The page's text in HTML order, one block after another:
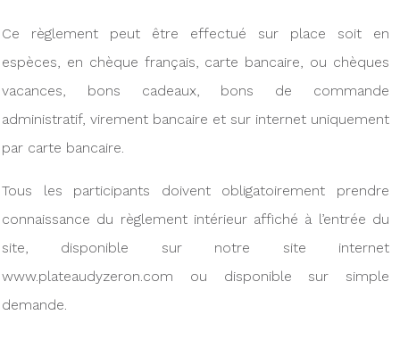
Ce règlement peut être effectué sur place soit en
espèces, en chèque français, carte bancaire, ou chèques
vacances, bons cadeaux, bons de commande
administratif, virement bancaire et sur internet uniquement
par carte bancaire.
Tous les participants doivent obligatoirement prendre
connaissance du règlement intérieur affiché à l’entrée du
site, disponible sur notre site internet
www.plateaudyzeron.com ou disponible sur simple
demande.